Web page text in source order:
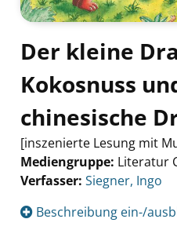
Der kleine
Kokosnuss
chinesische
[inszenierte Lesung mit
Mediengruppe: Literatur
Verfasser: Suche nach
Siegner, Ingo
Beschreibung ein-/